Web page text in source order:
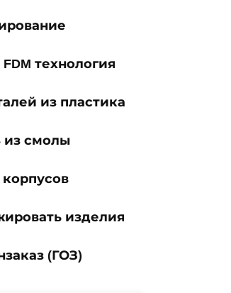
FDM технология
из пластика
из смолы
корпусов
изделия
(ГОЗ)